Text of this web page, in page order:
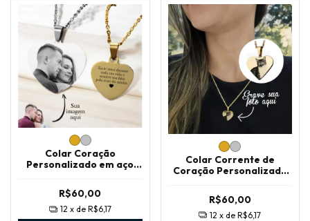
Colar Coração
Personalizado em aço
R$60,00
12 x de R$6,17
Colar Corrente de
Coração Personalizado
Inoxidável e Caixa LUXO
R$60,00
12 x deR$6,17